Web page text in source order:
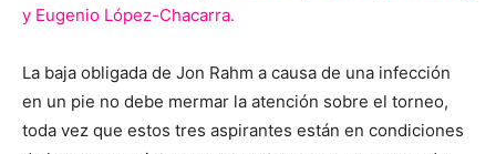
y Eugenio López-Chacarra.
La baja obligada de Jon Rahm a causa de una infección
en un pie no debe mermar la atención sobre el torneo,
toda vez que estos tres aspirantes están en condiciones